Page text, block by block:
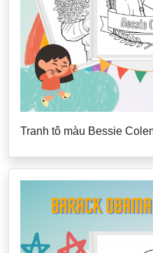
Tranh tô màu Bessie